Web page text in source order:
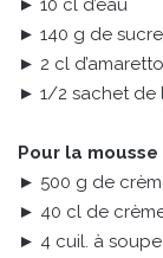
► 10 cl d’eau
► 140 g de
► 2 cl d’amaretto
► 1/2 sachet de
Pour la
► 500 g de
► 40 cl de
► 4 cuil. à